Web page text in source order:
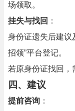
场领取。
挂失与找回 ：
身份证遗失后建议
招领”平台登记。
若原身份证找回，
四、建议
提前咨询 ：